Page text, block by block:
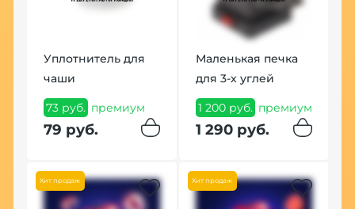
Уплотнитель для
чаши
73 руб. премиум
79 руб.
Маленькая печка
для 3-х углей
1 200 руб. премиум
1 290 руб.
Хит продаж Хит продаж